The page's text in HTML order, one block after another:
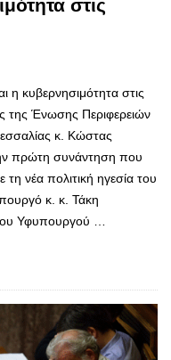
στις
η κυβερνησιμότητα στις
της Ένωσης Περιφερειών
κ. Κώστας
πρώτη συνάντηση που
τη νέα πολιτική ηγεσία του
κ. κ. Τάκη
Υφυπουργού …